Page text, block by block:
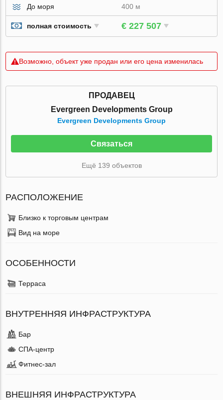
До моря
400 м
полная стоимость € 227 507
Возможно, объект уже продан или его цена изменилась
ПРОДАВЕЦ
Evergreen Developments Group
Evergreen Developments Group
Связаться
Ещё 139 объектов
РАСПОЛОЖЕНИЕ
Близко к торговым центрам
Вид на море
ОСОБЕННОСТИ
Терраса
ВНУТРЕННЯЯ ИНФРАСТРУКТУРА
Бар
СПА-центр
Фитнес-зал
ВНЕШНЯЯ ИНФРАСТРУКТУРА